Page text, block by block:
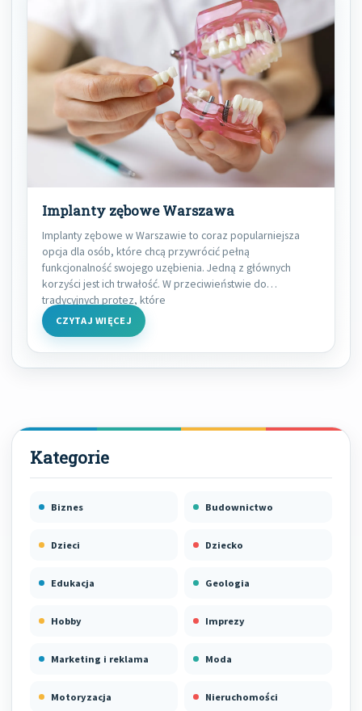
Implanty zębowe Warszawa
Implanty zębowe w Warszawie to coraz popularniejsza
opcja dla osób, które chcą przywrócić pełną
funkcjonalność swojego uzębienia. Jedną z głównych
korzyści jest ich trwałość. W przeciwieństwie do
tradycyjnych protez, które
CZYTAJ WIĘCEJ
Biznes Budownictwo
Dzieci Dziecko
Edukacja Geologia
Hobby Imprezy
Marketing i reklama Moda
Motoryzacja Nieruchomości